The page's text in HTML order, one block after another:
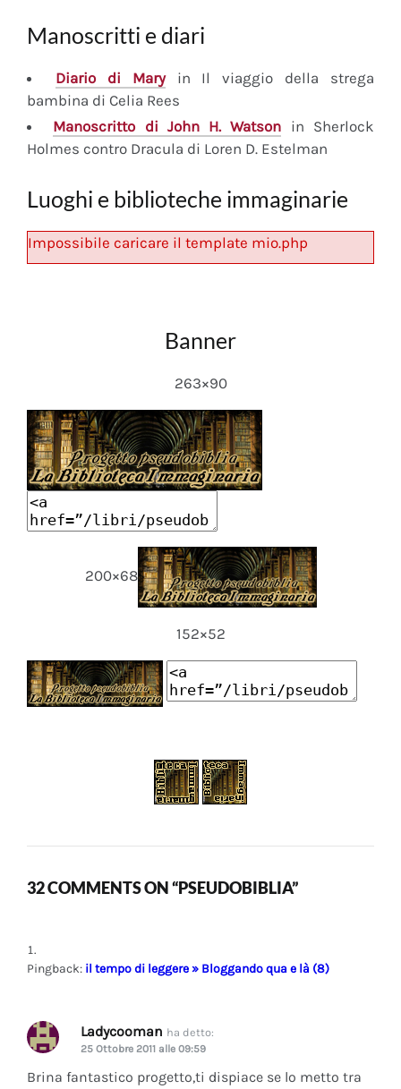
Manoscritti e diari
Diariodi Maryin Il viaggio della strega
bambina di Celia Rees
Manoscritto di John H. Watson in Sherlock
Holmes contro Dracula di Loren D. Estelman
Luoghi e biblioteche immaginarie
Impossibile caricare il template mio.php
Banner
263×90
200×68
152×52
32 COMMENTS ON “PSEUDOBIBLIA”
Pingback: il tempo di leggere » Bloggando qua e là (8)
Ladycooman ha detto:
25 Ottobre 2011 alle 09:59
Brina fantastico progetto,ti dispiace se lo metto tra